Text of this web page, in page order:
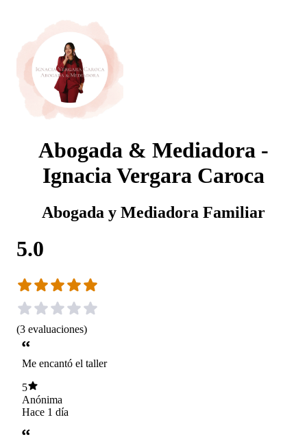
Abogada & Mediadora -
Ignacia Vergara Caroca
Abogada y Mediadora Familiar
5.0
(3 evaluaciones)
Me encantó el taller
5
Anónima
Hace 1 día